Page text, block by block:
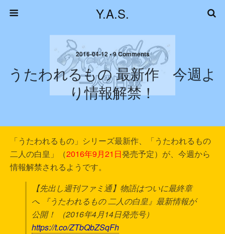
Y.A.S.
2016-04-12 • 9 Comments
うたわれるもの 最新作 今週よ
り情報解禁！
「うたわれるもの」シリーズ最新作、「うたわれるもの
二人の白皇」（2016年9月21日発売予定）が、今週から
情報解禁されるようです。
【先出し週刊ファミ通】物語はついに最終章
へ 『うたわれるもの 二人の白皇』最新情報が
公開！ （2016年4月14日発売号）
https://t.co/ZTbQbZSqFh